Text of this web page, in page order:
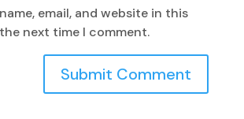
email, and website in this
next time I comment.